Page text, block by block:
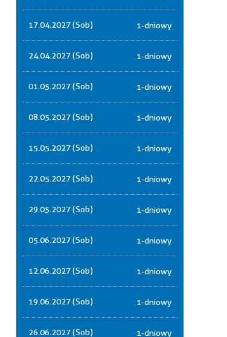
17.04.2027 (Sob) 1-dniowy
24.04.2027 (Sob) 1-dniowy
01.05.2027 (Sob) 1-dniowy
08.05.2027 (Sob) 1-dniowy
15.05.2027 (Sob) 1-dniowy
22.05.2027 (Sob) 1-dniowy
29.05.2027 (Sob) 1-dniowy
05.06.2027 (Sob) 1-dniowy
12.06.2027 (Sob) 1-dniowy
19.06.2027 (Sob) 1-dniowy
26.06.2027 (Sob) 1-dniowy